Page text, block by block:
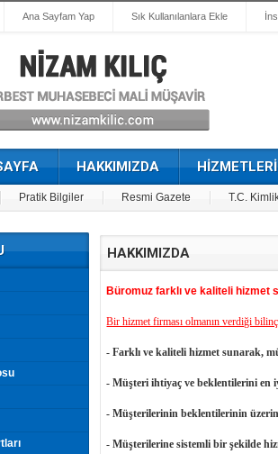
Ana Sayfam Yap Sık Kullanılanlara Ekle
HAKKIMIZDA
Pratik Bilgiler Resmi Gazete T.C.
HAKKIMIZDA
Büromuz farklı ve kaliteli hizmet
Bir hizmet firması olmanın verdiği
- Farklı ve kaliteli hizmet sunarak,
- Müşteri ihtiyaç ve beklentilerini en
- Müşterilerinin beklentilerinin
- Müşterilerine sistemli bir şekilde